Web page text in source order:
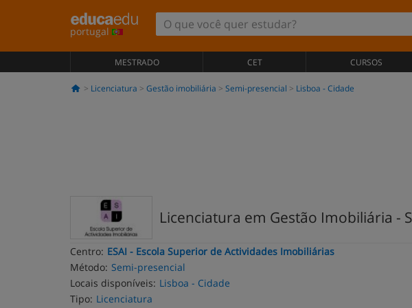
portugal
MESTRADO CET CURSOS
Licenciatura Gestão imobiliária Semi-presencial Lisboa - Cidade
Licenciatura em Gestão Imobiliária -
Centro: ESAI - Escola Superior de Actividades Imobiliárias
Método: Semi-presencial
Locais disponíveis: Lisboa - Cidade
Tipo: Licenciatura